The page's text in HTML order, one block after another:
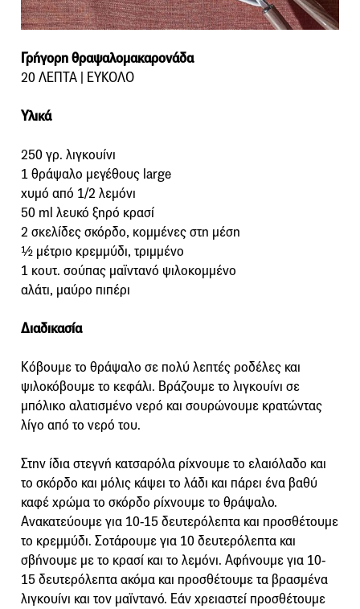
Γρήγορη θραψαλομακαρονάδα
20 ΛΕΠΤΑ | ΕΥΚΟΛΟ
Υλικά
250 γρ. λιγκουίνι
1 θράψαλο μεγέθους large
χυμό από 1/2 λεμόνι
50 ml λευκό ξηρό κρασί
2 σκελίδες σκόρδο, κομμένες στη μέση
½ μέτριο κρεμμύδι, τριμμένο
1 κουτ. σούπας μαϊντανό ψιλοκομμένο
αλάτι, μαύρο πιπέρι
Διαδικασία
Κόβουμε το θράψαλο σε πολύ λεπτές ροδέλες και
ψιλοκόβουμε το κεφάλι. Βράζουμε το λιγκουίνι σε
μπόλικο αλατισμένο νερό και σουρώνουμε κρατώντας
λίγο από το νερό του.
Στην ίδια στεγνή κατσαρόλα ρίχνουμε το ελαιόλαδο και
το σκόρδο και μόλις κάψει το λάδι και πάρει ένα βαθύ
καφέ χρώμα το σκόρδο ρίχνουμε το θράψαλο.
Ανακατεύουμε για 10-15 δευτερόλεπτα και προσθέτουμε
το κρεμμύδι. Σοτάρουμε για 10 δευτερόλεπτα και
σβήνουμε με το κρασί και το λεμόνι. Αφήνουμε για 10-
15 δευτερόλεπτα ακόμα και προσθέτουμε τα βρασμένα
λιγκουίνι και τον μαϊντανό. Εάν χρειαστεί προσθέτουμε